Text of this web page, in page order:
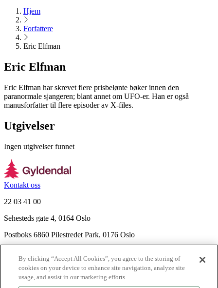
Hjem
Forfattere
Eric Elfman
Eric Elfman
Eric Elfman har skrevet flere prisbelønte bøker innen den
paranormale sjangeren; blant annet om UFO-er. Han er også
manusforfatter til flere episoder av X-files.
Utgivelser
Ingen utgivelser funnet
Kontakt oss
22 03 41 00
Sehesteds gate 4, 0164 Oslo
Postboks 6860 Pilestredet Park, 0176 Oslo
Nyhetsbrev
Ledige stillinger
Send inn manus
By clicking “Accept All Cookies”, you agree to the storing of
cookies on your device to enhance site navigation, analyze site
usage, and assist in our marketing efforts.